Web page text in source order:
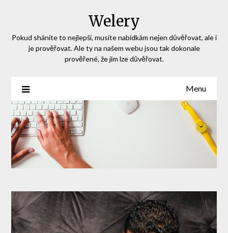
Welery
Pokud sháníte to nejlepší, musíte nabídkám nejen důvěřovat, ale i
je prověřovat. Ale ty na našem webu jsou tak dokonale
prověřené, že jim lze důvěřovat.
Menu